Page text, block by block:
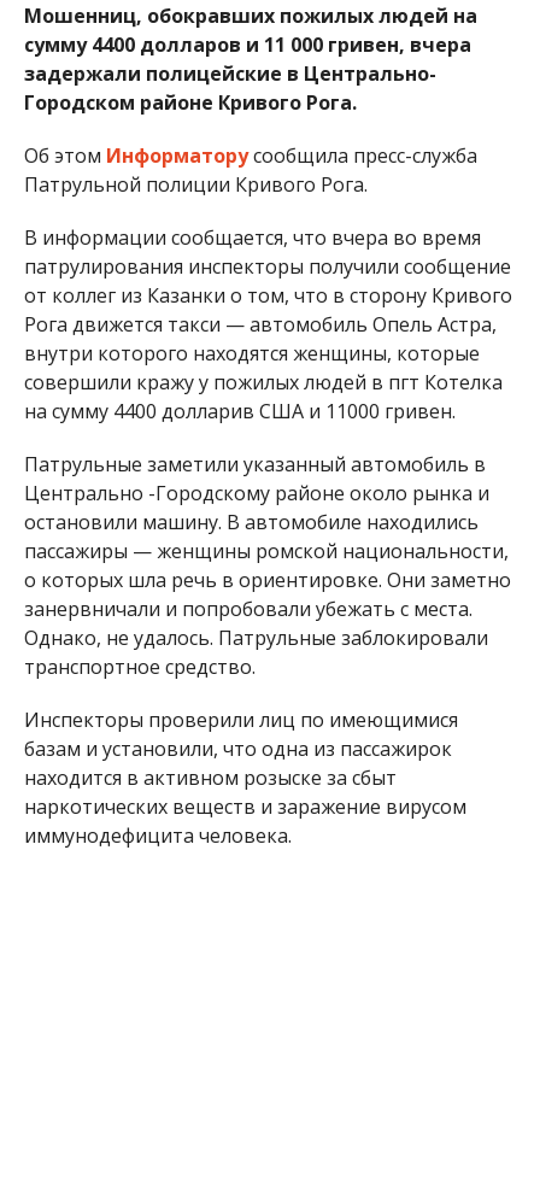
Мошенниц, обокравших пожилых людей на
сумму 4400 долларов и 11 000 гривен, вчера
задержали полицейские в Центрально-
Городском районе Кривого Рога.
Об этом Информаторусообщила пресс-служба
Патрульной полиции Кривого Рога.
В информации сообщается, что вчера во время
патрулирования инспекторы получили сообщение
от коллег из Казанки о том, что в сторону Кривого
Рога движется такси — автомобиль Опель Астра,
внутри которого находятся женщины, которые
совершили кражу у пожилых людей в пгт Котелка
на сумму 4400 долларив США и 11000 гривен.
Патрульные заметили указанный автомобиль в
Центрально -Городскому районе около рынка и
остановили машину. В автомобиле находились
пассажиры — женщины ромской национальности,
о которых шла речь в ориентировке. Они заметно
занервничали и попробовали убежать с места.
Однако, не удалось. Патрульные заблокировали
транспортное средство.
Инспекторы проверили лиц по имеющимися
базам и установили, что одна из пассажирок
находится в активном розыске за сбыт
наркотических веществ и заражение вирусом
иммунодефицита человека.